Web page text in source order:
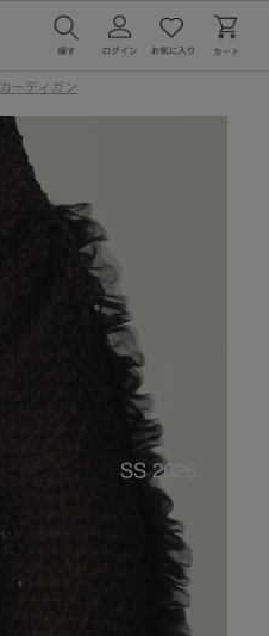
カーディガン